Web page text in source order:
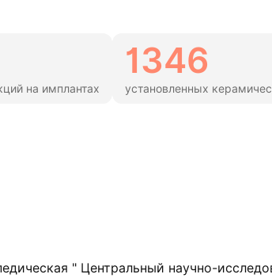
на имплантах
1346
установленных
" Центральный научно-